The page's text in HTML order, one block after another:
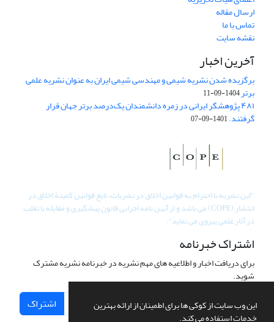
این وب سایت از کوکی ها برای اطمینان از ارائه بهترین
خدمات استفاده می کند.
ارسال مقاله
تماس با ما
نقشه سایت
آخرین اخبار
برگزیده شدن نشریه شیمی و مهندسی شیمی ایران به عنوان نشریه علمی
برتر1404-09-11
۴۸۱ پژوهشگر ایرانی در زمره دانشمندان یک‌درصد برتر جهان قرار
گرفتند.1401-09-07
"این نشریه با احترام به قوانین اخلاق در نشریات، تابع قوانین کمیتۀ اخلاق در
انتشار (COPE) می باشد و از آیین نامه اجرایی قانون پیشگیری و مقابله با تقلب
در آثار علمی پیروی می نماید".
اشتراک خبرنامه
برای دریافت اخبار و اطلاعیه های مهم نشریه در خبرنامه نشریه مشترک
شوید.
اشتراک